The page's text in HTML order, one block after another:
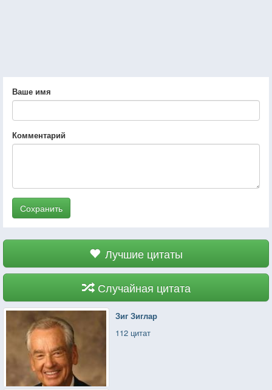
Ваше имя
Комментарий
Сохранить
Лучшие цитаты
Случайная цитата
Зиг Зиглар
112 цитат